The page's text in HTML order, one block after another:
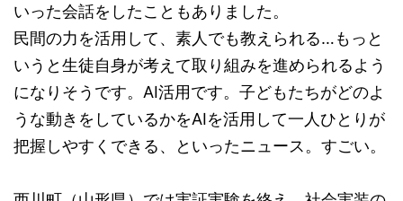
いった会話をしたこともありました。
民間の力を活用して、素人でも教えられる…もっと
いうと生徒自身が考えて取り組みを進められるよう
になりそうです。AI活用です。子どもたちがどのよ
うな動きをしているかをAIを活用して一人ひとりが
把握しやすくできる、といったニュース。すごい。